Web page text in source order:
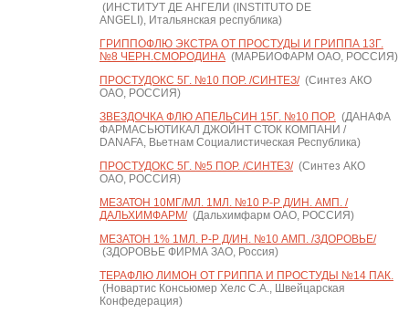
(ИНСТИТУТ ДЕ АНГЕЛИ (INSTITUTO DE
ANGELI), Итальянская республика)
ГРИППОФЛЮ ЭКСТРА ОТ ПРОСТУДЫ И ГРИППА 13Г.
№8 ЧЕРН.СМОРОДИНА(МАРБИОФАРМ ОАО, РОССИЯ)
ПРОСТУДОКС 5Г. №10 ПОР. /СИНТЕЗ/(Синтез АКО
ОАО, РОССИЯ)
ЗВЕЗДОЧКА ФЛЮ АПЕЛЬСИН 15Г. №10 ПОР.(ДАНАФА
ФАРМАСЬЮТИКАЛ ДЖОЙНТ СТОК КОМПАНИ /
DANAFA, Вьетнам Социалистическая Республика)
ПРОСТУДОКС 5Г. №5 ПОР. /СИНТЕЗ/(Синтез АКО
ОАО, РОССИЯ)
МЕЗАТОН 10МГ/МЛ. 1МЛ. №10 Р-Р Д/ИН. АМП. /
ДАЛЬХИМФАРМ/(Дальхимфарм ОАО, РОССИЯ)
МЕЗАТОН 1% 1МЛ. Р-Р Д/ИН. №10 АМП. /ЗДОРОВЬЕ/
(ЗДОРОВЬЕ ФИРМА ЗАО, Россия)
ТЕРАФЛЮ ЛИМОН ОТ ГРИППА И ПРОСТУДЫ №14 ПАК.
(Новартис Консьюмер Хелс С.А., Швейцарская
Конфедерация)